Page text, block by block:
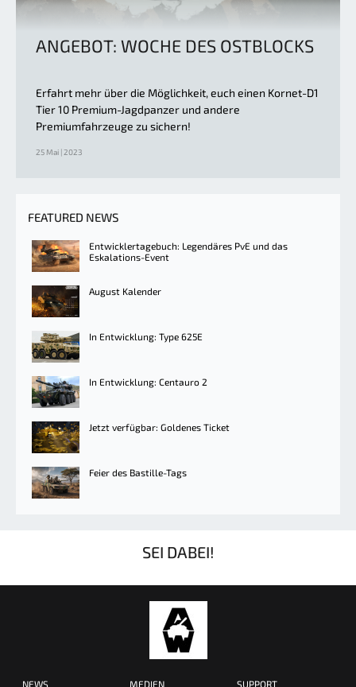
ANGEBOT: WOCHE DES OSTBLOCKS
Erfahrt mehr über die Möglichkeit, euch einen Kornet-D1
Tier 10 Premium-Jagdpanzer und andere
Premiumfahrzeuge zu sichern!
25 Mai | 2023
FEATURED NEWS
Entwicklertagebuch: Legendäres PvE und das
Eskalations-Event
August Kalender
In Entwicklung: Type 625E
In Entwicklung: Centauro 2
Jetzt verfügbar: Goldenes Ticket
Feier des Bastille-Tags
SEI DABEI!
NEWS MEDIEN SUPPORT